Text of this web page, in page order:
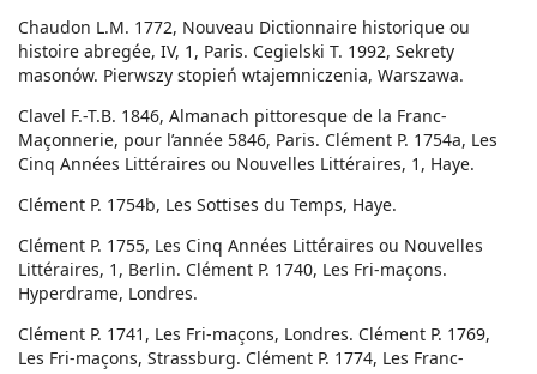
Chaudon L.M. 1772, Nouveau Dictionnaire historique ou
histoire abregée, IV, 1, Paris. Cegielski T. 1992, Sekrety
masonów. Pierwszy stopień wtajemniczenia, Warszawa.
Clavel F.-T.B. 1846, Almanach pittoresque de la Franc-
Maçonnerie, pour l’année 5846, Paris. Clément P. 1754a, Les
Cinq Années Littéraires ou Nouvelles Littéraires, 1, Haye.
Clément P. 1754b, Les Sottises du Temps, Haye.
Clément P. 1755, Les Cinq Années Littéraires ou Nouvelles
Littéraires, 1, Berlin. Clément P. 1740, Les Fri-maçons.
Hyperdrame, Londres.
Clément P. 1741, Les Fri-maçons, Londres. Clément P. 1769,
Les Fri-maçons, Strassburg. Clément P. 1774, Les Franc-